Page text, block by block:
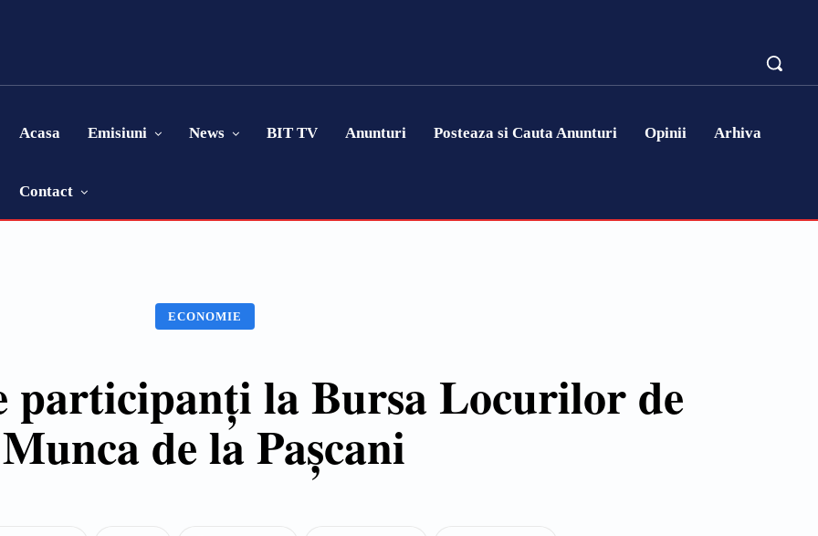
Acasa Emisiuni News BIT TV Anunturi Posteaza si Cauta Anunturi Opinii Arhiva
Contact
ECONOMIE
participanți la Bursa Locurilor de
Munca de la Pașcani